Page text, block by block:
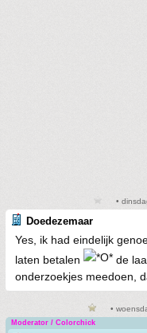
•
Doedezemaar
Yes, ik had eindelijk
laten betalen
de
onderzoekjes meedoen,
•
Moderator / Colorchick